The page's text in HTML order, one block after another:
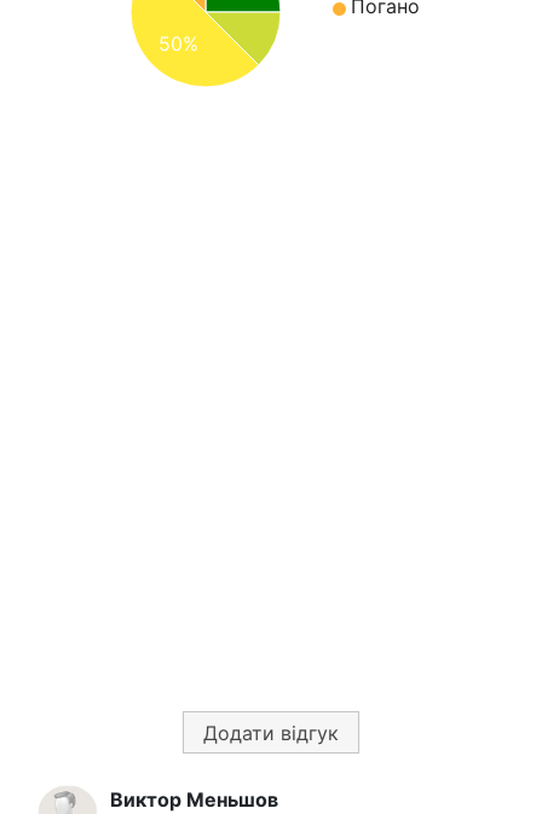
Погано
50%
Додати відгук
Виктор Меньшов